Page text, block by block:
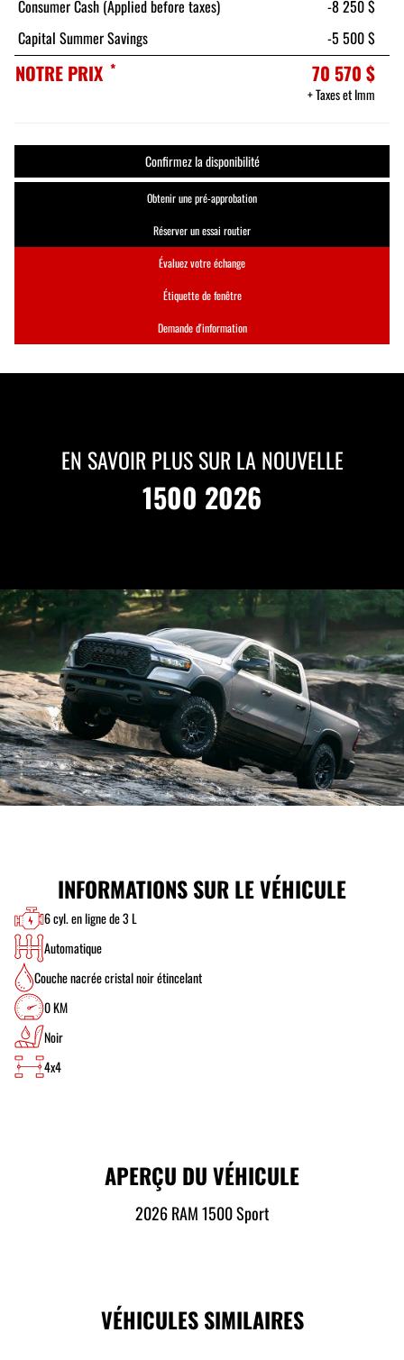
Obtenir une pré-approbation
Réserver un essai routier
Évaluez votre échange
Étiquette de fenêtre
Demande d'information
Consumer Cash (Applied before taxes)
-8 250 $
Capital Summer Savings
-5 500 $
NOTRE PRIX * 70 570 $
+ Taxes et Imm
Confirmez la disponibilité
EN SAVOIR PLUS SUR LA NOUVELLE
1500 2026
INFORMATIONS SUR LE VÉHICULE
6 cyl. en ligne de 3 L
Automatique
Couche nacrée cristal noir étincelant
0 KM
Noir
4x4
APERÇU DU VÉHICULE
2026 RAM 1500 Sport
VÉHICULES SIMILAIRES